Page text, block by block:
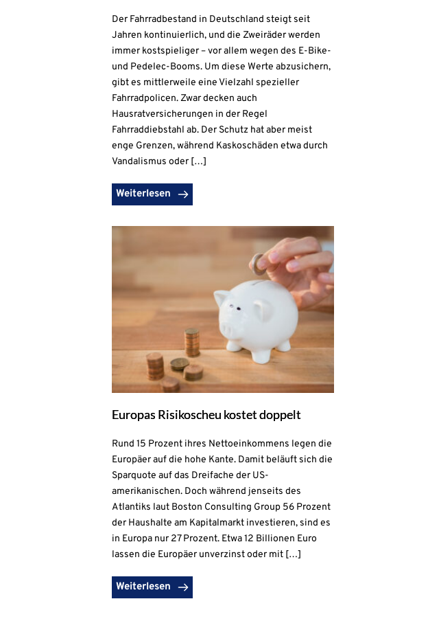
Der Fahrradbestand in Deutschland steigt seit
Jahren kontinuierlich, und die Zweiräder werden
immer kostspieliger – vor allem wegen des E-Bike-
und Pedelec-Booms. Um diese Werte abzusichern,
gibt es mittlerweile eine Vielzahl spezieller
Fahrradpolicen. Zwar decken auch
Hausratversicherungen in der Regel
Fahrraddiebstahl ab. Der Schutz hat aber meist
enge Grenzen, während Kaskoschäden etwa durch
Vandalismus oder […]
Weiterlesen
Europas Risikoscheu kostet doppelt
Rund 15 Prozent ihres Nettoeinkommens legen die
Europäer auf die hohe Kante. Damit beläuft sich die
Sparquote auf das Dreifache der US-
amerikanischen. Doch während jenseits des
Atlantiks laut Boston Consulting Group 56 Prozent
der Haushalte am Kapitalmarkt investieren, sind es
in Europa nur 27 Prozent. Etwa 12 Billionen Euro
lassen die Europäer unverzinst oder mit […]
Weiterlesen